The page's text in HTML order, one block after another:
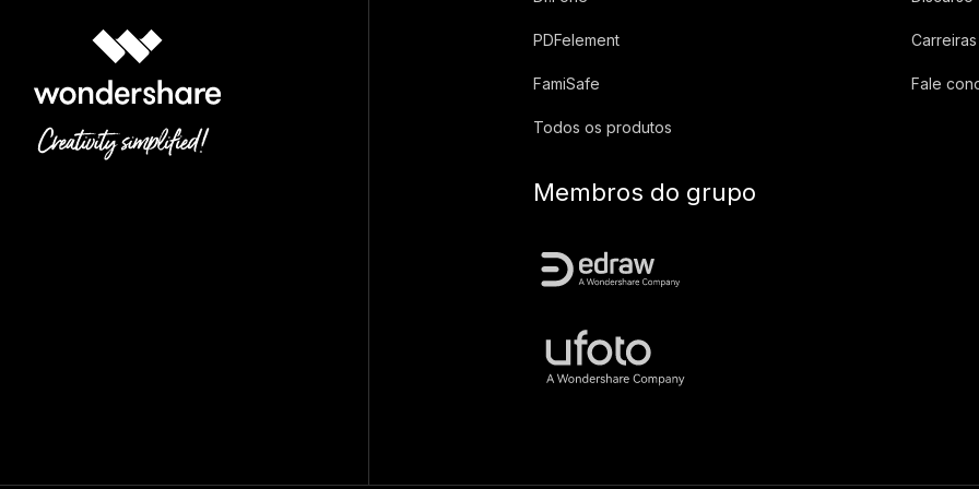
PDFelement
FamiSafe
Todos os produtos
Carreiras
Fale
Membros do grupo